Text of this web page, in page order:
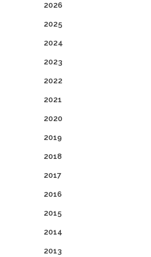
2026
2025
2024
2023
2022
2021
2020
2019
2018
2017
2016
2015
2014
2013